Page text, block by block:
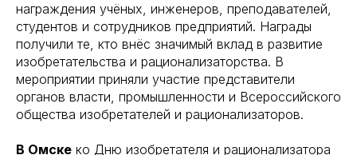
награждения учёных, инженеров, преподавателей,
студентов и сотрудников предприятий. Награды
получили те, кто внёс значимый вклад в развитие
изобретательства и рационализаторства. В
мероприятии приняли участие представители
органов власти, промышленности и Всероссийского
общества изобретателей и рационализаторов.
В Омске ко Дню изобретателя и рационализатора